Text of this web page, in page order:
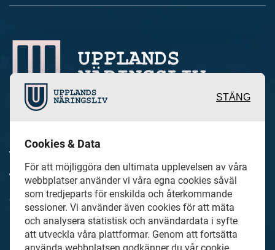
värdefulla berättelser och reportage
från och om det lokala näringslivet och
dess aktörer samt en hel del annan
läsvärt innehåll.
STÄNG
Cookies & Data
För att möjliggöra den ultimata upplevelsen av våra
webbplatser använder vi våra egna cookies såväl
som tredjeparts för enskilda och återkommande
sessioner. Vi använder även cookies för att mäta
och analysera statistisk och användardata i syfte
att utveckla våra plattformar. Genom att fortsätta